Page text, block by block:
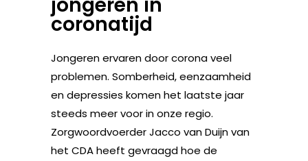
coronatijd
Jongeren ervaren door corona veel
problemen. Somberheid, eenzaamheid
en depressies komen het laatste jaar
steeds meer voor in onze regio.
Zorgwoordvoerder Jacco van Duijn van
het CDA heeft gevraagd hoe de